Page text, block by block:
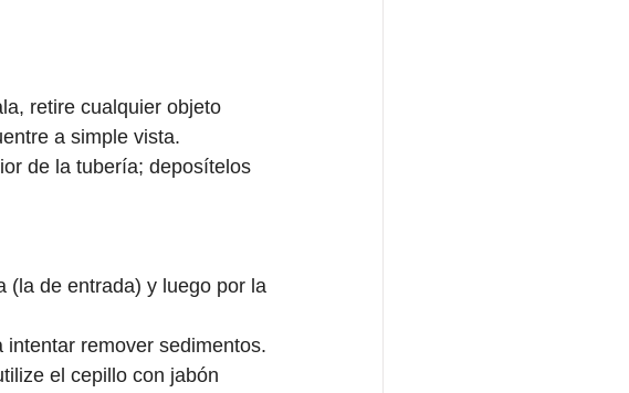
retire cualquier objeto
a simple vista.
de la tubería; deposítelos
(la de entrada) y luego por la
remover sedimentos.
el cepillo con jabón